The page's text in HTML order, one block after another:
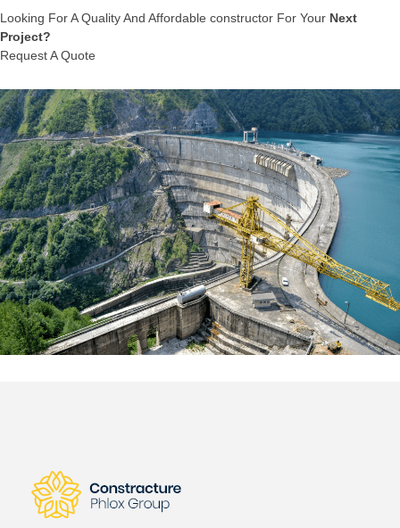
Looking For A Quality And Affordable constructor For Your Next
Project?
Request A Quote